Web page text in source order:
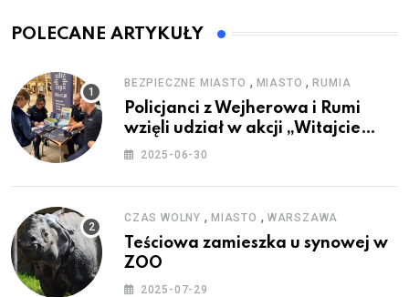
POLECANE ARTYKUŁY
BEZPIECZNE MIASTO , MIASTO ,RUMIA
Policjanci z Wejherowa i Rumi
wzięli udział w akcji „Witajcie
Wakacje”
2025-06-30
CZAS WOLNY , MIASTO , WARSZAWA
Teściowa zamieszka u synowej w
ZOO
2025-07-29